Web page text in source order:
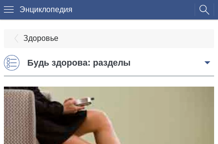
Энциклопедия
Здоровье
Будь здорова: разделы